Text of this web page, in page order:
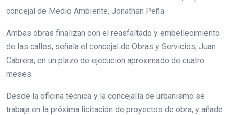
concejal de Medio Ambiente, Jonathan Peña.
Ambas obras finalizan con el reasfaltado y embellecimiento
de las calles, señala el concejal de Obras y Servicios, Juan
Cabrera, en un plazo de ejecución aproximado de cuatro
meses.
Desde la oficina técnica y la concejalía de urbanismo se
trabaja en la próxima licitación de proyectos de obra, y añade